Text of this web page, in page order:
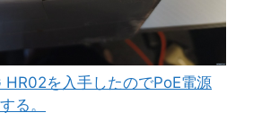
を入手したのでPoE電源
る。